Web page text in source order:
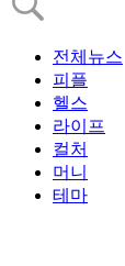
전체뉴스
피플
헬스
라이프
컬처
머니
테마